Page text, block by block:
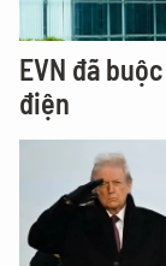
EVN đã
điện